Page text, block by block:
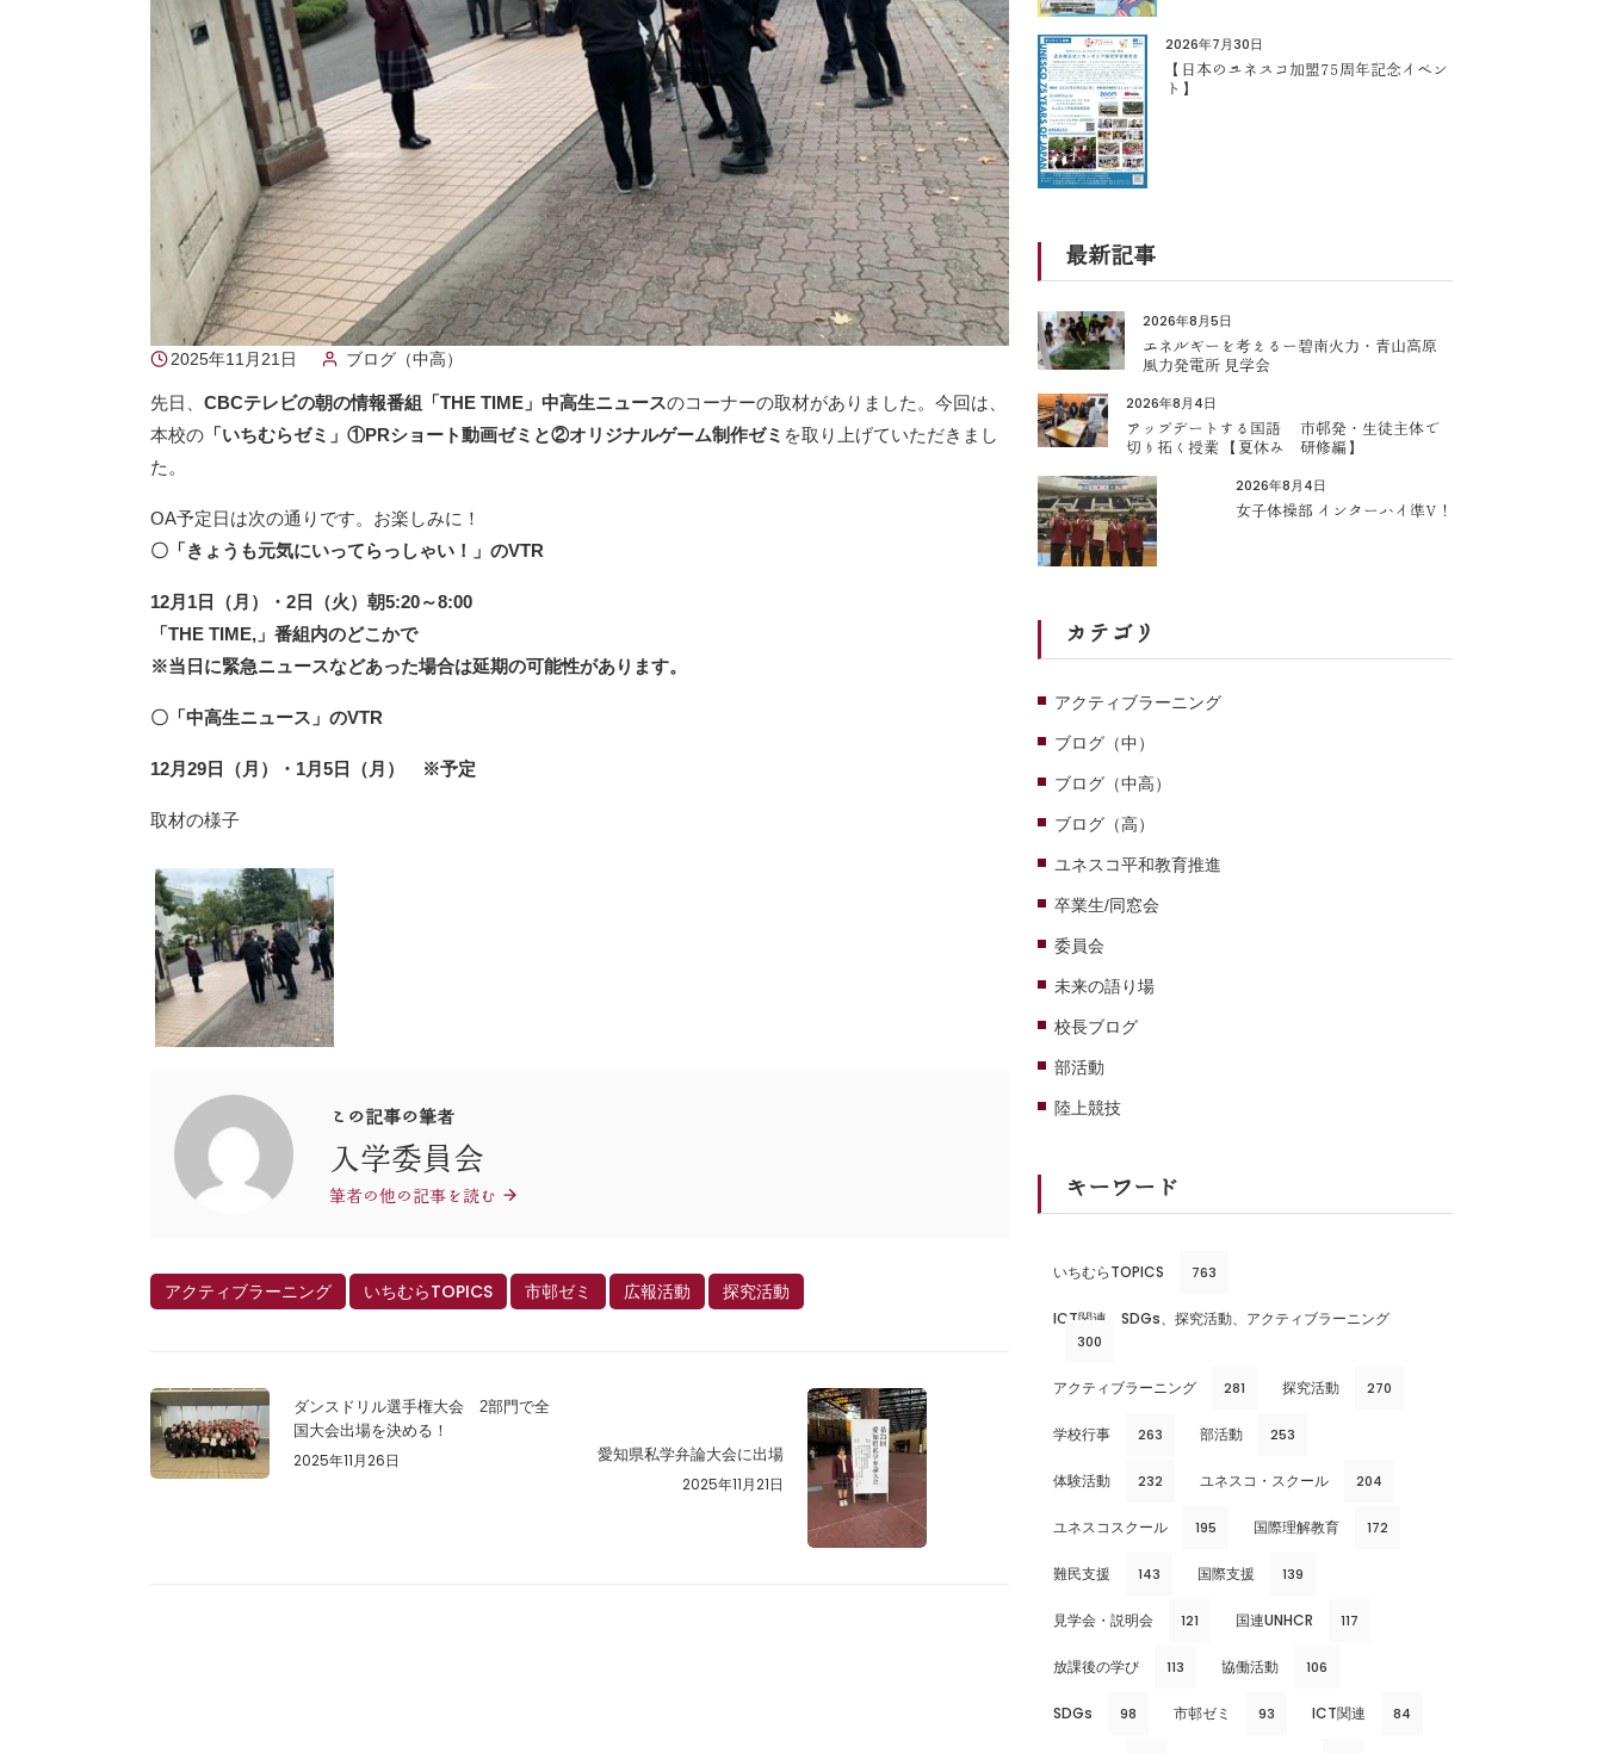
2025年11月21日 ブログ（中高）
先日、 CBCテレビの朝の情報番組「THE TIME」中高生ニュースのコーナーの取材がありました。今回は、
本校の 「いちむらゼミ」①PRショート動画ゼミと②オリジナルゲーム制作ゼミ を取り上げていただきまし
た。
OA予定日は次の通りです。お楽しみに！
〇「きょうも元気にいってらっしゃい！」のVTR
12月1日（月）・2日（火）朝5:20～8:00
「THE TIME,」番組内のどこかで
※当日に緊急ニュースなどあった場合は延期の可能性があります。
〇「中高生ニュース」のVTR
12月29日（月）・1月5日（月） ※予定
取材の様子
この記事の筆者
入学委員会
筆者の他の記事を読む
アクティブラーニング いちむらTOPICS 市邨ゼミ 広報活動 探究活動
ダンスドリル選手権大会 2部門で全
国大会出場を決める！
2025年11月26日 愛知県私学弁論大会に出場
2025年11月21日
2026年7月30日
【日本のユネスコ加盟75周年記念イベン
ト】
最新記事
2026年8月5日
エネルギーを考えるー碧南火力・青山高原
風力発電所 見学会
2026年8月4日
アップデートする国語 市邨発・生徒主体で
切り拓く授業 【夏休み 研修編】
2026年8月4日
女子体操部 インターハイ準V！
カテゴリ
アクティブラーニング
ブログ（中）
ブログ（中高）
ブログ（高）
ユネスコ平和教育推進
卒業生/同窓会
委員会
未来の語り場
校長ブログ
部活動
陸上競技
キーワード
いちむらTOPICS 763
ICT関連、SDGs、探究活動、アクティブラーニング
300
アクティブラーニング 281 探究活動 270
学校行事 263 部活動 253
体験活動 232 ユネスコ・スクール 204
ユネスコスクール 195 国際理解教育 172
難民支援 143 国際支援 139
見学会・説明会 121 国連UNHCR 117
放課後の学び 113 協働活動 106
SDGs 98 市邨ゼミ 93 ICT関連 84